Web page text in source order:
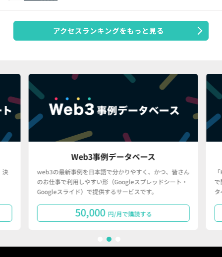
アクセスランキングをもっと見る
Web3事例データベース
web3の最新事例を日本語で分かりやすく、かつ、皆さん
のお仕事で利用しやすい形（Googleスプレッドシート・
Googleスライド）で提供するサービスです。
50,000 円/月で購読する
で
タ